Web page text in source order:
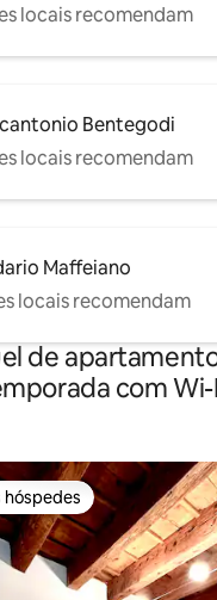
locais recomendam
Bentegodi
locais recomendam
Maffeiano
locais recomendam
de
com Wi-
preferidos dos hóspedes
hóspedes